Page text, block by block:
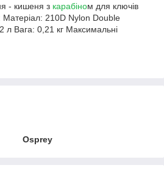
- кишеня з карабіном для ключів
Матеріал: 210D Nylon Double
Вага: 0,21 кг Максимальні
Osprey